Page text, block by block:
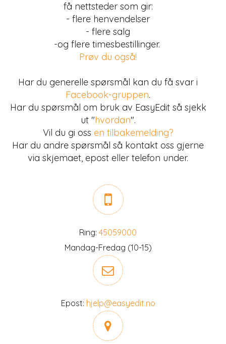
få nettsteder som gir:
- flere henvendelser
- flere salg
-og flere timesbestillinger.
Prøv du også!
Har du generelle spørsmål kan du få svar i
Facebook-gruppen.
Har du spørsmål om bruk av EasyEdit så sjekk
ut "hvordan".
Vil du gi oss en tilbakemelding?
Har du andre spørsmål så kontakt oss gjerne
via skjemaet, epost eller telefon under.
Ring: 45059000
Mandag-Fredag (10-15)
Epost: hjelp@easyedit.no